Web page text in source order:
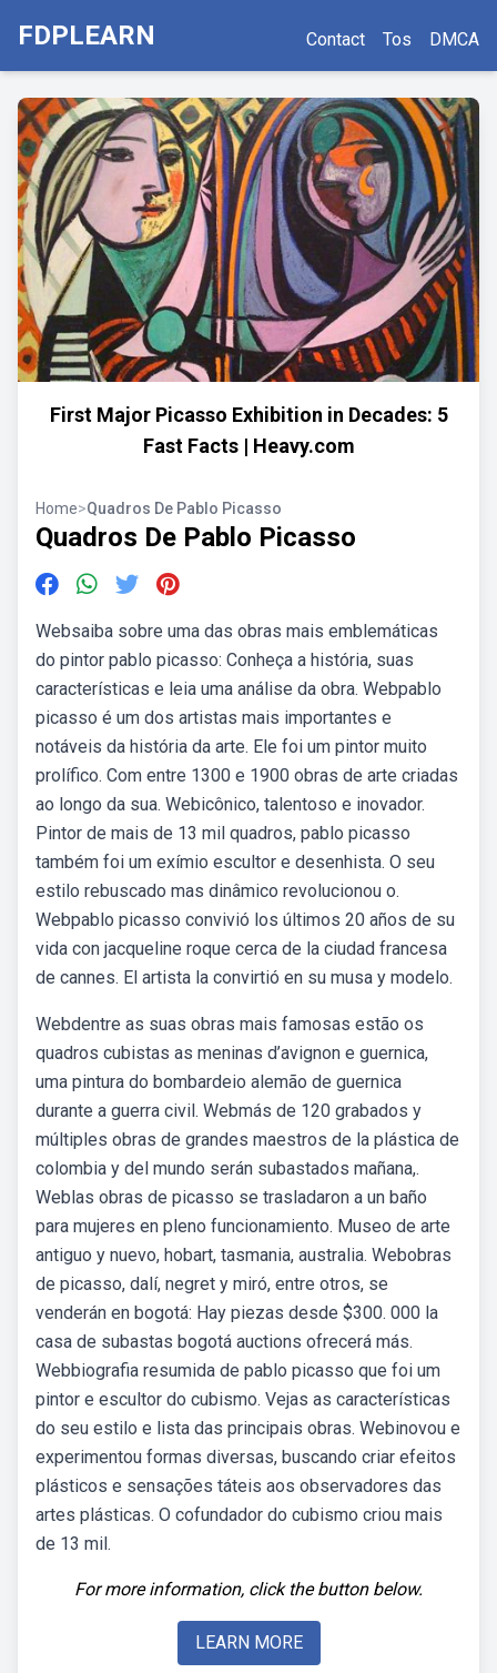
FDPLEARN Contact Tos DMCA
First Major Picasso Exhibition in Decades: 5
Fast Facts | Heavy.com
Home>Quadros De Pablo Picasso
Quadros De Pablo Picasso
Websaiba sobre uma das obras mais emblemáticas
do pintor pablo picasso: Conheça a história, suas
características e leia uma análise da obra. Webpablo
picasso é um dos artistas mais importantes e
notáveis da história da arte. Ele foi um pintor muito
prolífico. Com entre 1300 e 1900 obras de arte criadas
ao longo da sua. Webicônico, talentoso e inovador.
Pintor de mais de 13 mil quadros, pablo picasso
também foi um exímio escultor e desenhista. O seu
estilo rebuscado mas dinâmico revolucionou o.
Webpablo picasso convivió los últimos 20 años de su
vida con jacqueline roque cerca de la ciudad francesa
de cannes. El artista la convirtió en su musa y modelo.
Webdentre as suas obras mais famosas estão os
quadros cubistas as meninas d’avignon e guernica,
uma pintura do bombardeio alemão de guernica
durante a guerra civil. Webmás de 120 grabados y
múltiples obras de grandes maestros de la plástica de
colombia y del mundo serán subastados mañana,.
Weblas obras de picasso se trasladaron a un baño
para mujeres en pleno funcionamiento. Museo de arte
antiguo y nuevo, hobart, tasmania, australia. Webobras
de picasso, dalí, negret y miró, entre otros, se
venderán en bogotá: Hay piezas desde $300. 000 la
casa de subastas bogotá auctions ofrecerá más.
Webbiografia resumida de pablo picasso que foi um
pintor e escultor do cubismo. Vejas as características
do seu estilo e lista das principais obras. Webinovou e
experimentou formas diversas, buscando criar efeitos
plásticos e sensações táteis aos observadores das
artes plásticas. O cofundador do cubismo criou mais
de 13 mil.
For more information, click the button below.
LEARN MORE